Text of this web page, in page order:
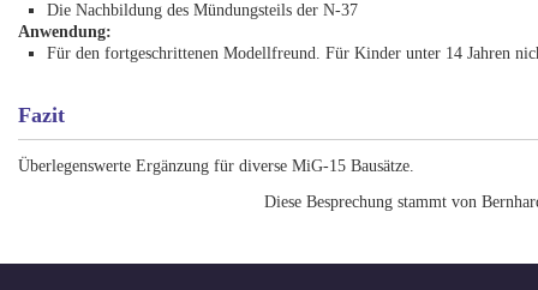
Die Nachbildung des Mündungsteils der N-37
Anwendung:
Für den fortgeschrittenen Modellfreund. Für Kinder unter 14 Jahren
Fazit
Überlegenswerte Ergänzung für diverse MiG-15 Bausätze.
Diese Besprechung stammt von